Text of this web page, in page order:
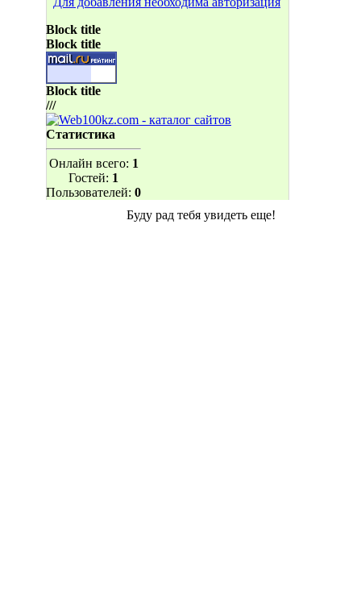
Block title
Block title
Block title
///
Статистика
Онлайн всего: 1
Гостей: 1
Пользователей: 0
Буду рад тебя увидеть еще!